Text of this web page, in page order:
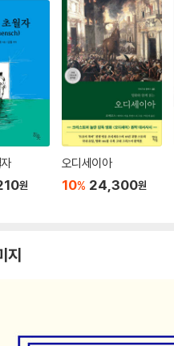
원
오디세이아
10% 24,300원
지